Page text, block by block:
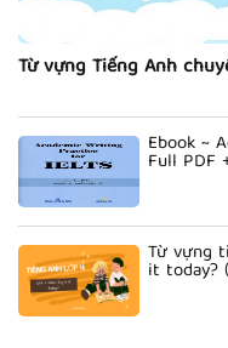
Từ vựng Tiếng Anh
Ebook ~
Full PDF
Từ vựng
it today?